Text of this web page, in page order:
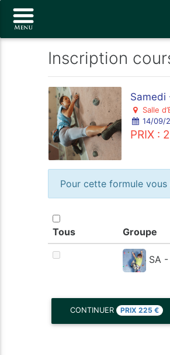
Inscription
Samedi
Salle
14/09/
PRIX :
Pour cette formule
Tous Groupe
SA
CONTINUER PRIX225€